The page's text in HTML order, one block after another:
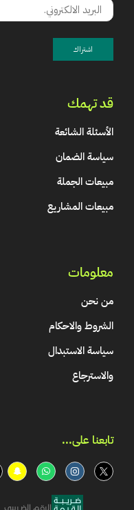
قد تهمك
الأسئلة الشائعة
سياسة الضمان
مبيعات الجملة
مبيعات المشاريع
معلومات
من نحن
الشروط والاحكام
سياسة الاستبدال
والاسترجاع
تابعنا على...​